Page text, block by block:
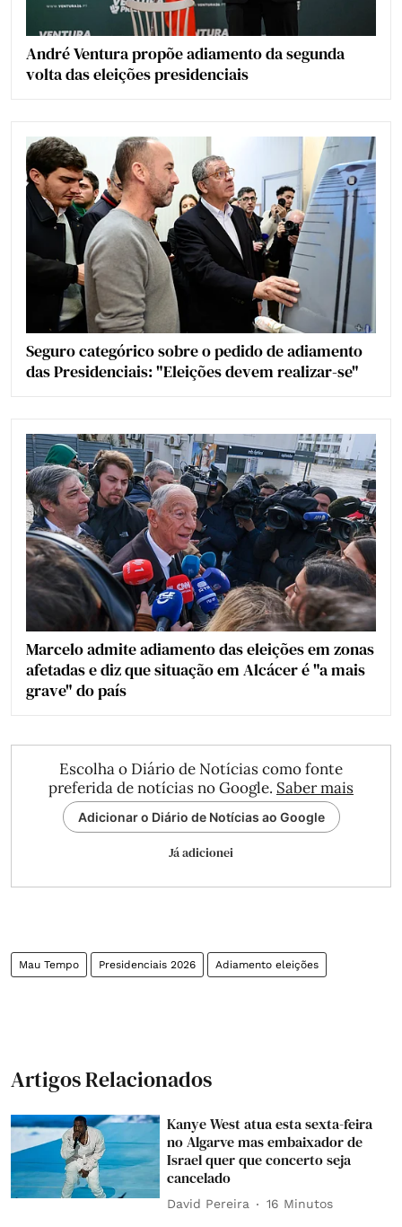
André Ventura propõe adiamento da segunda
volta das eleições presidenciais
Seguro categórico sobre o pedido de adiamento
das Presidenciais: "Eleições devem realizar-se"
Marcelo admite adiamento das eleições em zonas
afetadas e diz que situação em Alcácer é "a mais
grave" do país
Escolha o Diário de Notícias como fonte
preferida de notícias no Google. Saber mais
Adicionar o Diário de Notícias ao Google
Já adicionei
Mau Tempo Presidenciais 2026 Adiamento eleições
Artigos Relacionados
Kanye West atua esta sexta-feira
no Algarve mas embaixador de
Israel quer que concerto seja
cancelado
David Pereira 16 Minutos